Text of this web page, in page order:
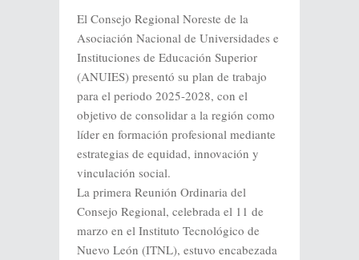
El Consejo Regional Noreste de la
Asociación Nacional de Universidades e
Instituciones de Educación Superior
(ANUIES) presentó su plan de trabajo
para el periodo 2025-2028, con el
objetivo de consolidar a la región como
líder en formación profesional mediante
estrategias de equidad, innovación y
vinculación social.
La primera Reunión Ordinaria del
Consejo Regional, celebrada el 11 de
marzo en el Instituto Tecnológico de
Nuevo León (ITNL), estuvo encabezada